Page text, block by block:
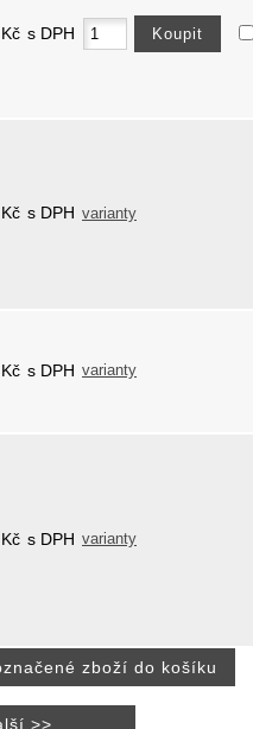
Kč s DPH
Kč s DPH varianty
Kč s DPH varianty
Kč s DPH varianty